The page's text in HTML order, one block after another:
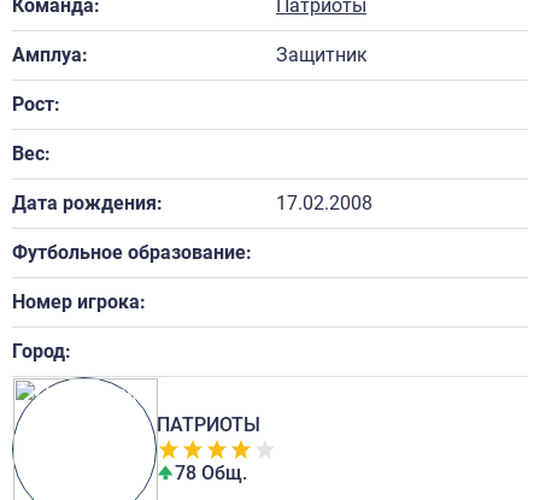
Команда: Патриоты
Амплуа: Защитник
Рост:
Вес:
Дата рождения: 17.02.2008
Футбольное образование:
Номер игрока:
Город:
ПАТРИОТЫ
78 Общ.